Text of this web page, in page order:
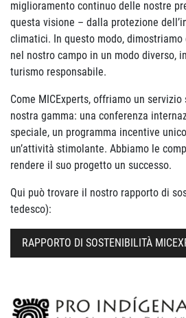
miglioramento continuo delle nostre
questa visione – dalla protezione
climatici. In questo modo,
nel nostro campo in un modo diverso,
turismo responsabile.
Come MICExperts, offriamo un
nostra gamma: una conferenza
speciale, un programma incentive
un’attività stimolante. Abbiamo le
rendere il suo progetto un successo.
Qui può trovare il nostro rapporto di
tedesco):
RAPPORTO DI SOSTENIBILITÀ